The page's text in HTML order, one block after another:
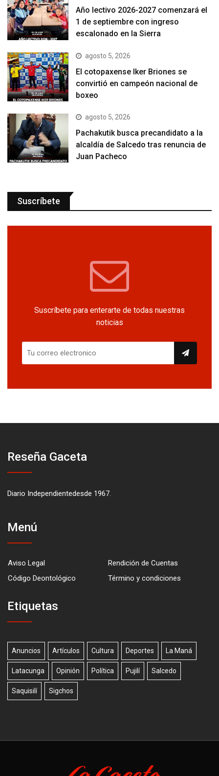
Año lectivo 2026-2027 comenzará el
1 de septiembre con ingreso
escalonado en la Sierra
agosto 5, 2026
El cotopaxense Iker Briones se
convirtió en campeón nacional de
boxeo
agosto 5, 2026
Pachakutik busca precandidato a la
alcaldía de Salcedo tras renuncia de
Juan Pacheco
Suscríbete
Suscríbete para enterarte de todas nuestras
noticias
Reseña Gaceta
Diario Independientedesde 1967.
Menú
Aviso Legal
Rendición de Cuentas
Código Deontológico
Término y condiciones
Etiquetas
Anuncios Artículos Cultura Deportes La Maná
Latacunga Opinión Política Pujilí Salcedo
Saquisilí Sigchos